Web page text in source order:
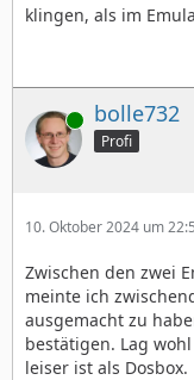
klingen, als im
Online bolle732
Profi
10. Oktober 2024 um
Zwischen den zwei
meinte ich
ausgemacht zu
bestätigen. Lag
leiser ist als Dosbox.